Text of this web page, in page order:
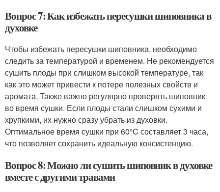
Вопрос 7: Как избежать пересушки шиповника в
духовке
Чтобы избежать пересушки шиповника, необходимо
следить за температурой и временем. Не рекомендуется
сушить плоды при слишком высокой температуре, так
как это может привести к потере полезных свойств и
аромата. Также важно регулярно проверять шиповник
во время сушки. Если плоды стали слишком сухими и
хрупкими, их нужно сразу убрать из духовки.
Оптимальное время сушки при 60°C составляет 3 часа,
что позволяет сохранить идеальную консистенцию.
Вопрос 8: Можно ли сушить шиповник в духовке
вместе с другими травами